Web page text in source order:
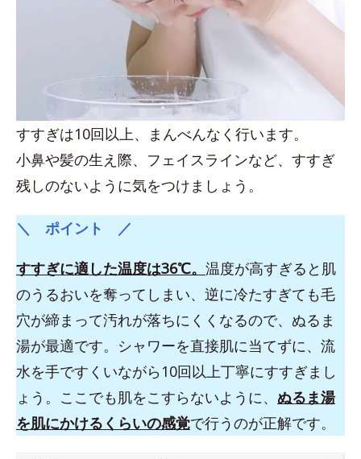
すすぎは10回以上、まんべんなく行います。
小鼻や髪の生え際、フェイスラインなど、すすぎ
残しのないように気をつけましょう。
＼ ポイント ／
すすぎに適した温度は36℃。 温度が高すぎると肌
のうるおいを奪ってしまい、逆に冷たすぎても毛
穴が締まって汚れが落ちにくくなるので、ぬるま
湯が最適です。シャワーを直接肌に当てずに、流
水を手ですくいながら10回以上丁寧にすすぎまし
ょう。ここでも肌をこすらないように、 ぬるま湯
を肌にかけるくらいの感覚で行うのが正解です。